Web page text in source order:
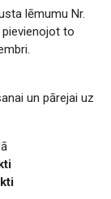
lēmumu Nr.
pievienojot to
un pārejai uz